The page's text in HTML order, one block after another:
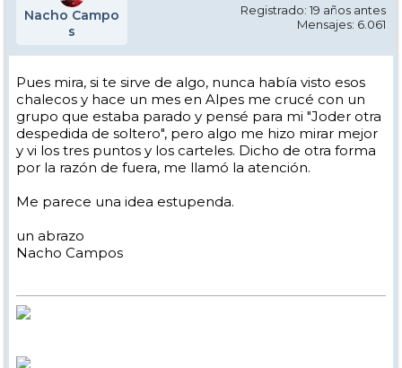
Nacho Campo
s
Registrado: 19 años antes
Mensajes: 6.061
Pues mira, si te sirve de algo, nunca había visto esos
chalecos y hace un mes en Alpes me crucé con un
grupo que estaba parado y pensé para mi "Joder otra
despedida de soltero", pero algo me hizo mirar mejor
y vi los tres puntos y los carteles. Dicho de otra forma
por la razón de fuera, me llamó la atención.
Me parece una idea estupenda.
un abrazo
Nacho Campos